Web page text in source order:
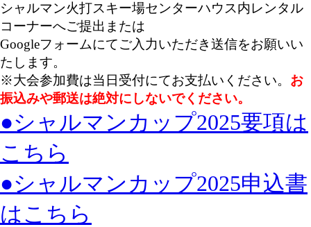
シャルマン火打スキー場センターハウス内レンタル
コーナーへご提出または
Googleフォームにてご入力いただき送信をお願いい
たします。
※大会参加費は当日受付にてお支払いください。 お
振込みや郵送は絶対にしないでください。
●シャルマンカップ2025要項は
こちら
●シャルマンカップ2025申込書
はこちら